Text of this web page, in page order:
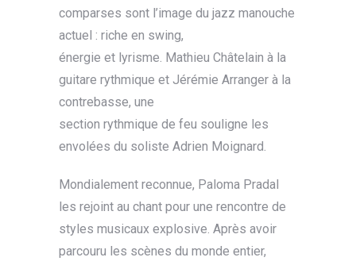
comparses sont l’image du jazz manouche
actuel : riche en swing,
énergie et lyrisme. Mathieu Châtelain à la
guitare rythmique et Jérémie Arranger à la
contrebasse, une
section rythmique de feu souligne les
envolées du soliste Adrien Moignard.
Mondialement reconnue, Paloma Pradal
les rejoint au chant pour une rencontre de
styles musicaux explosive. Après avoir
parcouru les scènes du monde entier,